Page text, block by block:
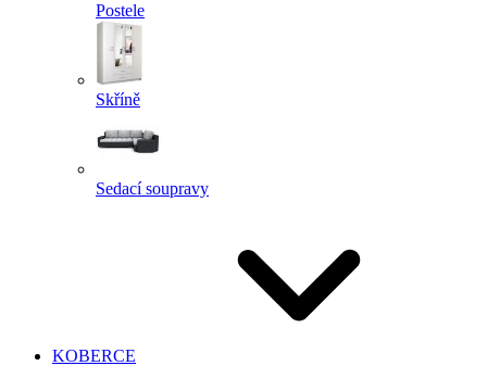
Postele
Skříně
Sedací soupravy
KOBERCE